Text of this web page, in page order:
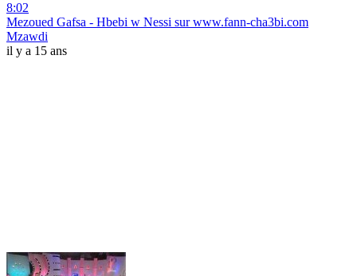
8:02
Mezoued Gafsa - Hbebi w Nessi sur www.fann-cha3bi.com
Mzawdi
il y a 15 ans